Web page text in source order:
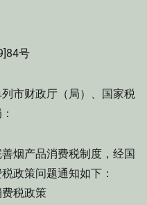
号
市财政厅（局）、国家税
烟产品消费税制度，经国
政策问题通知如下：
税政策